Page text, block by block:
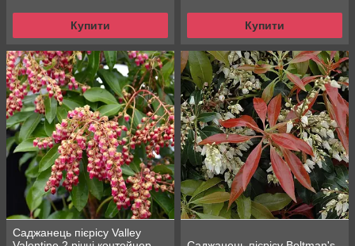
Купити Купити
Саджанець пієрісу Valley